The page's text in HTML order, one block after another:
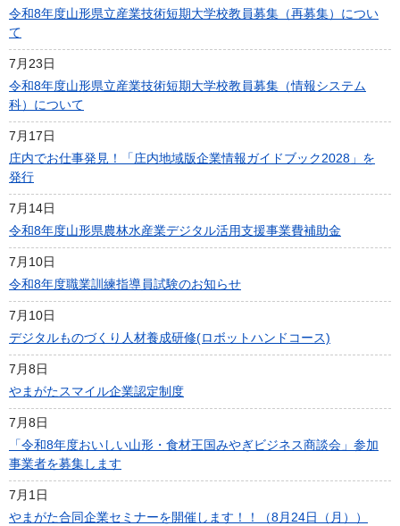
令和8年度山形県立産業技術短期大学校教員募集（再募集）につい
て
7月23日
令和8年度山形県立産業技術短期大学校教員募集（情報システム
科）について
7月17日
庄内でお仕事発見！「庄内地域版企業情報ガイドブック2028」を
発行
7月14日
令和8年度山形県農林水産業デジタル活用支援事業費補助金
7月10日
令和8年度職業訓練指導員試験のお知らせ
7月10日
デジタルものづくり人材養成研修(ロボットハンドコース)
7月8日
やまがたスマイル企業認定制度
7月8日
「令和8年度おいしい山形・食材王国みやぎビジネス商談会」参加
事業者を募集します
7月1日
やまがた合同企業セミナーを開催します！！（8月24日（月））